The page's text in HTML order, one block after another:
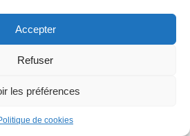
Accepter
Refuser
les préférences
de cookies
fagency.lu